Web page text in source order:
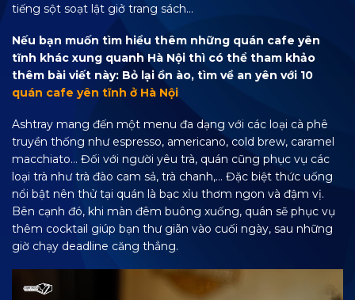
tiếng sột soạt lật giở trang sách…
Nếu bạn muốn tìm hiểu thêm những quán cafe yên
tĩnh khác xung quanh Hà Nội thì có thể tham khảo
thêm bài viết này: Bỏ lại ồn ào, tìm về an yên với 10
quán cafe yên tĩnh ở Hà Nội
Ashtray mang đến một menu đa dạng với các loại cà phê
truyền thống như espresso, americano, cold brew, caramel
macchiato… Đối với người yêu trà, quán cũng phục vụ các
loại trà như trà đào cam sả, trà chanh,… Đặc biệt thức uống
nổi bật nên thử tại quán là bạc xỉu thơm ngon và đậm vị.
Bên cạnh đó, khi màn đêm buông xuống, quán sẽ phục vụ
thêm cocktail giúp bạn thư giãn vào cuối ngày, sau những
giờ chạy deadline căng thẳng.